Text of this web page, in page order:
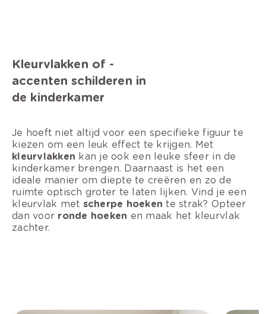
Kleurvlakken of -
accenten schilderen in
de kinderkamer
Je hoeft niet altijd voor een specifieke figuur te
kiezen om een leuk effect te krijgen. Met
kleurvlakken kan je ook een leuke sfeer in de
kinderkamer brengen. Daarnaast is het een
ideale manier om diepte te creëren en zo de
ruimte optisch groter te laten lijken. Vind je een
kleurvlak met scherpe hoeken te strak? Opteer
dan voor ronde hoeken en maak het kleurvlak
zachter.